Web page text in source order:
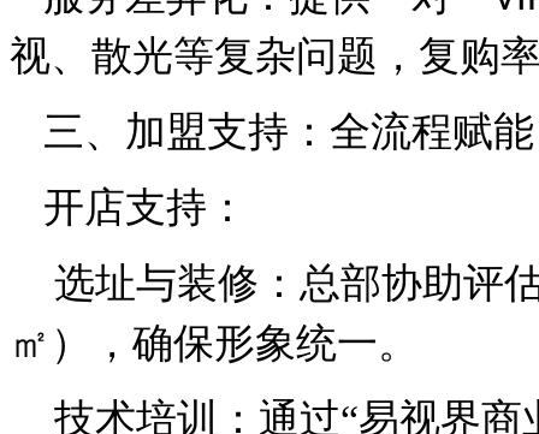
视、 散光等复杂问题，复购
三、加盟支持：全流程赋
开店支持：
选址与装修：总部协助评
㎡），确保形象统一。
技术培训：通过“易视界商